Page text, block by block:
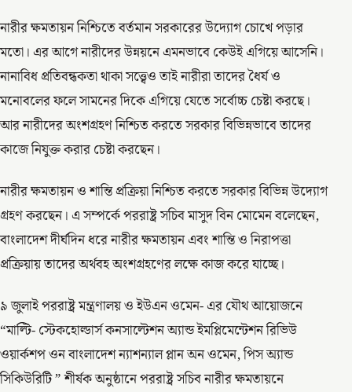
নারীর ক্ষমতায়ন নিশ্চিতে বর্তমান সরকারের উদ্যোগ চোখে পড়ার
মতো। এর আগে নারীদের উন্নয়নে এমনভাবে কেউই এগিয়ে আসেনি।
নানাবিধ প্রতিবন্ধকতা থাকা সত্ত্বেও তাই নারীরা তাদের ধৈর্য ও
মনোবলের ফলে সামনের দিকে এগিয়ে যেতে সর্বোচ্চ চেষ্টা করছে।
আর নারীদের অংশগ্রহণ নিশ্চিত করতে সরকার বিভিন্নভাবে তাদের
কাজে নিযুক্ত করার চেষ্টা করছেন।
নারীর ক্ষমতায়ন ও শান্তি প্রক্রিয়া নিশ্চিত করতে সরকার বিভিন্ন উদ্যোগ
গ্রহণ করছেন। এ সম্পর্কে পররাষ্ট্র সচিব মাসুদ বিন মোমেন বলেছেন,
বাংলাদেশ দীর্ঘদিন ধরে নারীর ক্ষমতায়ন এবং শান্তি ও নিরাপত্তা
প্রক্রিয়ায় তাদের অর্থবহ অংশগ্রহণের লক্ষে কাজ করে যাচ্ছে।
৯ জুলাই পররাষ্ট্র মন্ত্রণালয় ও ইউএন ওমেন- এর যৌথ আয়োজনে
“মাল্টি- স্টেকহোল্ডার্স কনসাল্টেশন অ্যান্ড ইমপ্লিমেন্টেশন রিভিউ
ওয়ার্কশপ ওন বাংলাদেশ ন্যাশন্যাল প্লান অন ওমেন, পিস অ্যান্ড
সিকিউরিটি ” শীর্ষক অনুষ্ঠানে পররাষ্ট্র সচিব নারীর ক্ষমতায়নে